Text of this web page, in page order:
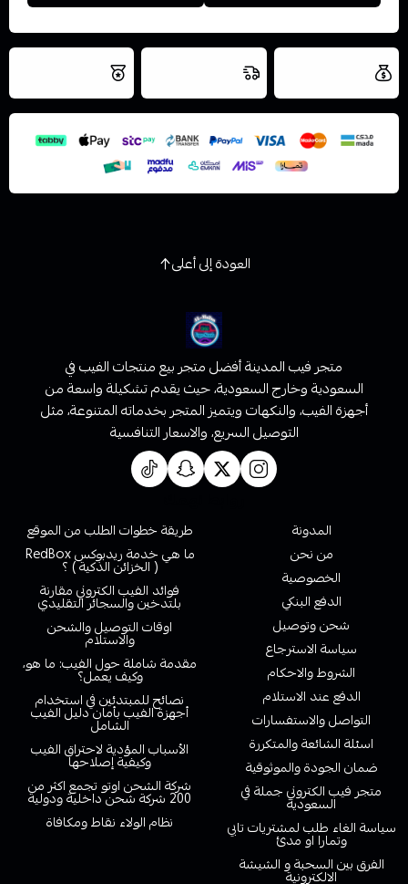
اسحب و افلت الملف هنا
استعراض
نتميز بلجودة
العودة إلى أعلى
متجر فيب المدينة أفضل متجر بيع منتجات الفيب في
السعودية وخارج السعودية، حيث يقدم تشكيلة واسعة من
أجهزة الفيب، والنكهات ويتميز المتجر بخدماته المتنوعة، مثل
التوصيل السريع، والاسعار التنافسية
المدونة
من نحن
الخصوصية
الدفع البنكي
شحن وتوصيل
سياسة الاسترجاع
الشروط والاحكام
الدفع عند الاستلام
التواصل والاستفسارات
اسئلة الشائعة والمتكررة
ضمان الجودة والموثوقية
متجر فيب الكتروني جملة في
السعودية
سياسة الغاء طلب لمشتريات تابي
وتمارا او مدئ
الفرق بين السحبة و الشيشة
الالكترونية
طريقة خطوات الطلب من الموقع
ما هي خدمة ريدبوكس RedBox
( الخزائن الذكية ) ؟
فوائد الفيب الكتروني مقارنة
بلتدخين والسجائر التقليدي
اوقات التوصيل والشحن
والاستلام
مقدمة شاملة حول الفيب: ما هو،
وكيف يعمل؟
نصائح للمبتدئين في استخدام
أجهزة الفيب بأمان دليل الفيب
الشامل
الأسباب المؤدية لاحتراق الفيب
وكيفية إصلاحها
شركة الشحن اوتو تجمع اكثر من
200 شركة شحن داخلية ودولية
نظام الولاء نقاط ومكافاة